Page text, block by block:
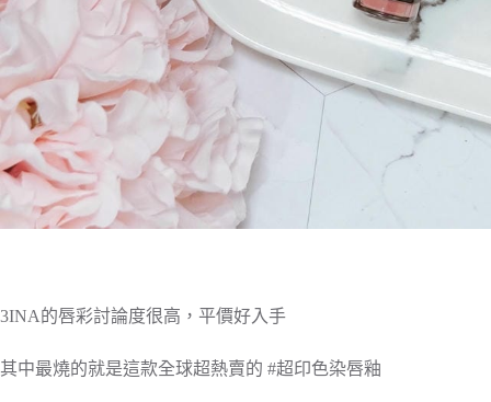
3INA的唇彩討論度很高，平價好入手
其中最燒的就是這款全球超熱賣的 #超印色染唇釉